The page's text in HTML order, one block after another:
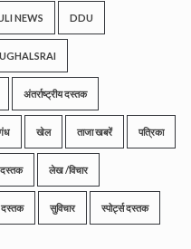
NEWS DDU
अंतर्राष्ट्रीय दस्तक
खेल ताजा खबरें पत्रिका
दस्तक लेख /विचार
दस्तक सुविचार स्पोर्ट्स दस्तक